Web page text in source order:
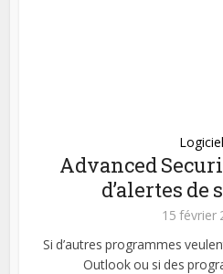
Advanced
d’alertes de
15 février
Si d’autres programmes
Outlook ou si des